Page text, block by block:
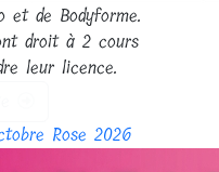
et de Bodyforme.
droit à 2 cours
leur licence.
Rose 2026